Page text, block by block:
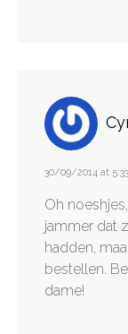
30/09/2014 at
Oh
jammer dat
hadden,
bestellen.
dame!